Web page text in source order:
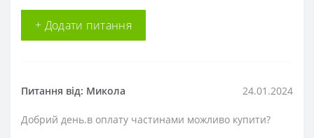
+ Додати питання
Питання від: Микола 24.01.2024
Добрий день.в оплату частинами можливо купити?